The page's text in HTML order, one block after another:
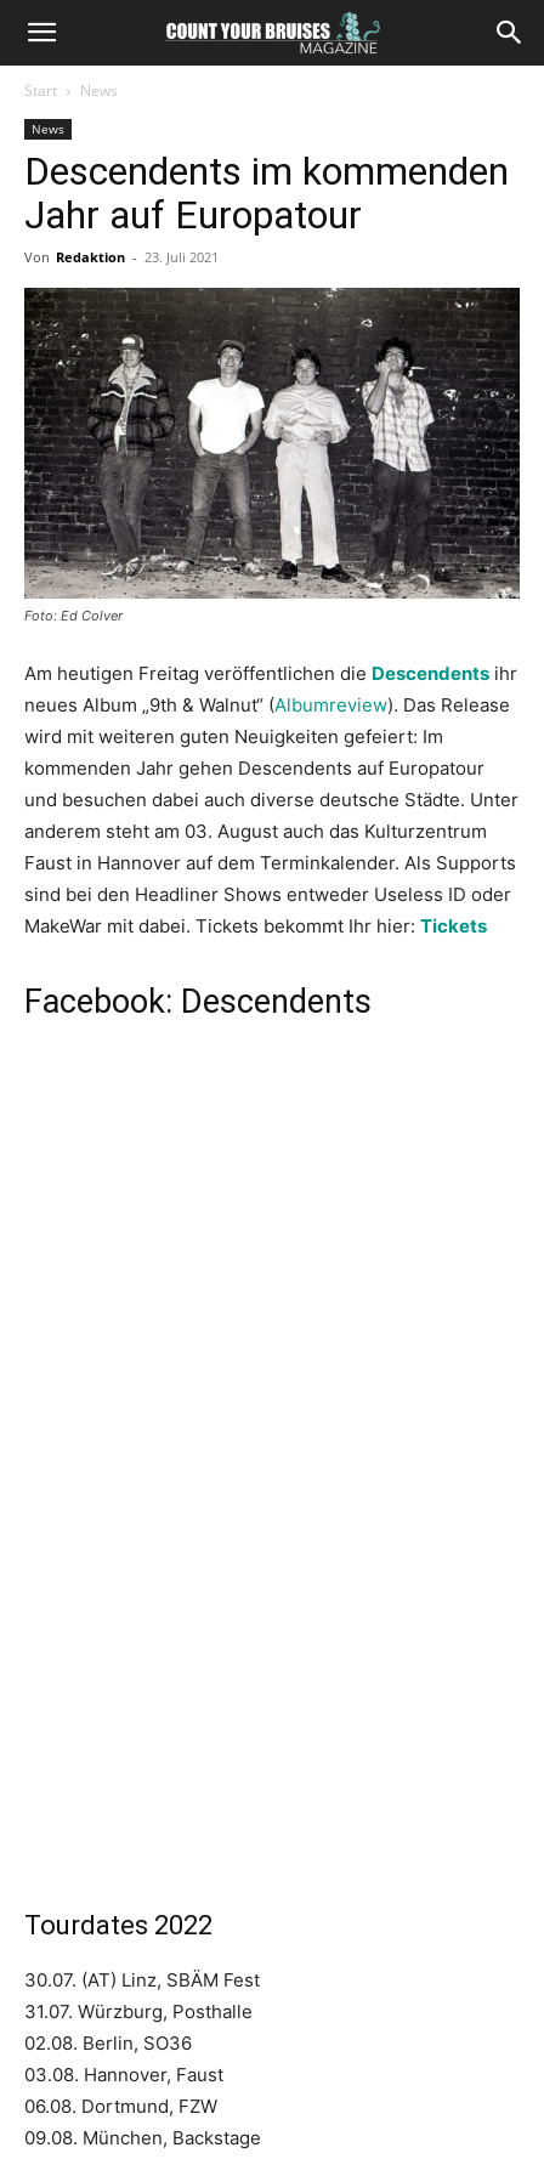
Start News
News
Descendents im kommenden
Jahr auf Europatour
Von Redaktion - 23. Juli 2021
Foto: Ed Colver
Am heutigen Freitag veröffentlichen die Descendents ihr
neues Album „9th & Walnut“ (Albumreview). Das Release
wird mit weiteren guten Neuigkeiten gefeiert: Im
kommenden Jahr gehen Descendents auf Europatour
und besuchen dabei auch diverse deutsche Städte. Unter
anderem steht am 03. August auch das Kulturzentrum
Faust in Hannover auf dem Terminkalender. Als Supports
sind bei den Headliner Shows entweder Useless ID oder
MakeWar mit dabei. Tickets bekommt Ihr hier: Tickets
Facebook: Descendents
Tourdates 2022
30.07. (AT) Linz, SBÄM Fest
31.07. Würzburg, Posthalle
02.08. Berlin, SO36
03.08. Hannover, Faust
06.08. Dortmund, FZW
09.08. München, Backstage